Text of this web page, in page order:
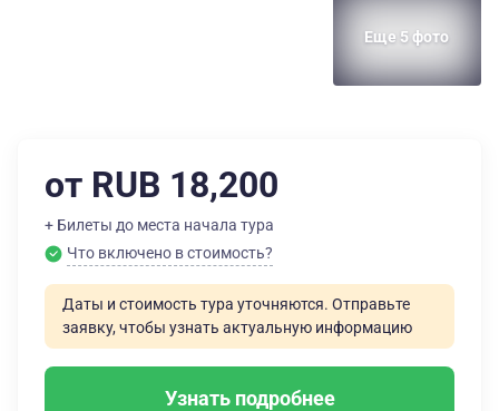
Еще 5 фото
от RUB 18,200
+ Билеты до места начала тура
Что включено в стоимость?
Даты и стоимость тура уточняются. Отправьте
заявку, чтобы узнать актуальную информацию
Узнать подробнее